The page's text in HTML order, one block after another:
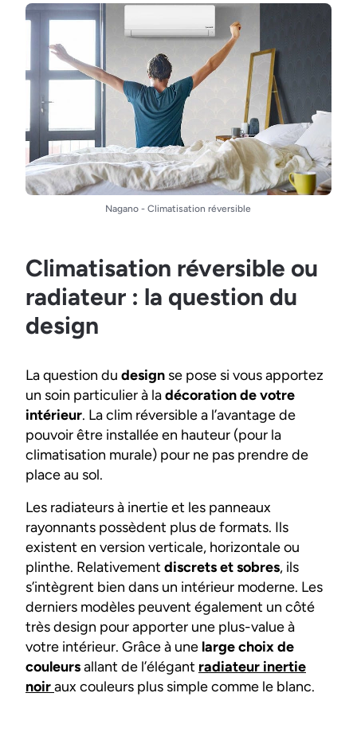
Nagano - Climatisation réversible
Climatisation réversible ou
radiateur : la question du
design
La question du design se pose si vous apportez
un soin particulier à ladécoration de votre
intérieur. La clim réversible a l’avantage de
pouvoir être installée en hauteur (pour la
climatisation murale) pour ne pas prendre de
place au sol.
Les radiateurs à inertie et les panneaux
rayonnants possèdent plus de formats. Ils
existent en version verticale, horizontale ou
plinthe. Relativement discrets et sobres, ils
s’intègrent bien dans un intérieur moderne. Les
derniers modèles peuvent également un côté
très design pour apporter une plus-value à
votre intérieur. Grâce à une large choix de
couleursallant de l’élégant radiateur inertie
noiraux couleurs plus simple comme le blanc.